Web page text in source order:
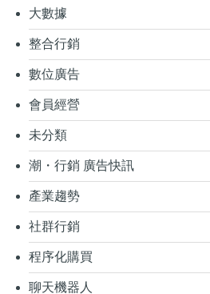
大數據
整合行銷
數位廣告
會員經營
未分類
潮・行銷 廣告快訊
產業趨勢
社群行銷
程序化購買
聊天機器人